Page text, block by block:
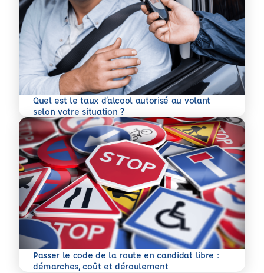
Quel est le taux d’alcool autorisé au volant
selon votre situation ?
En savoir plus
Passer le code de la route en candidat libre :
démarches, coût et déroulement
En savoir plus